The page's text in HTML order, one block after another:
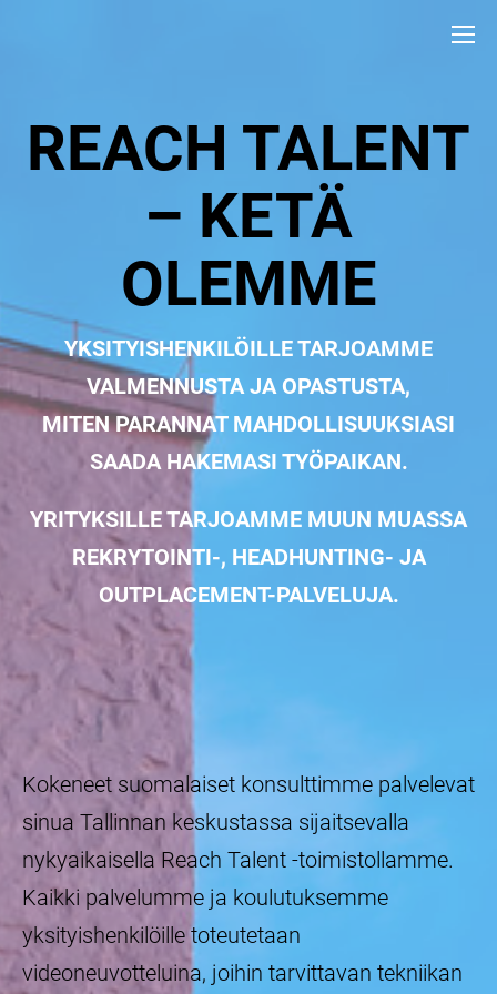
REACH TALENT
– KETÄ
OLEMME
YKSITYISHENKILÖILLE TARJOAMME
VALMENNUSTA JA OPASTUSTA,
MITEN PARANNAT MAHDOLLISUUKSIASI
SAADA HAKEMASI TYÖPAIKAN.
YRITYKSILLE TARJOAMME MUUN MUASSA
REKRYTOINTI-, HEADHUNTING- JA
OUTPLACEMENT-PALVELUJA.
Kokeneet suomalaiset konsulttimme palvelevat
sinua Tallinnan keskustassa sijaitsevalla
nykyaikaisella Reach Talent -toimistollamme.
Kaikki palvelumme ja koulutuksemme
yksityishenkilöille toteutetaan
videoneuvotteluina, joihin tarvittavan tekniikan